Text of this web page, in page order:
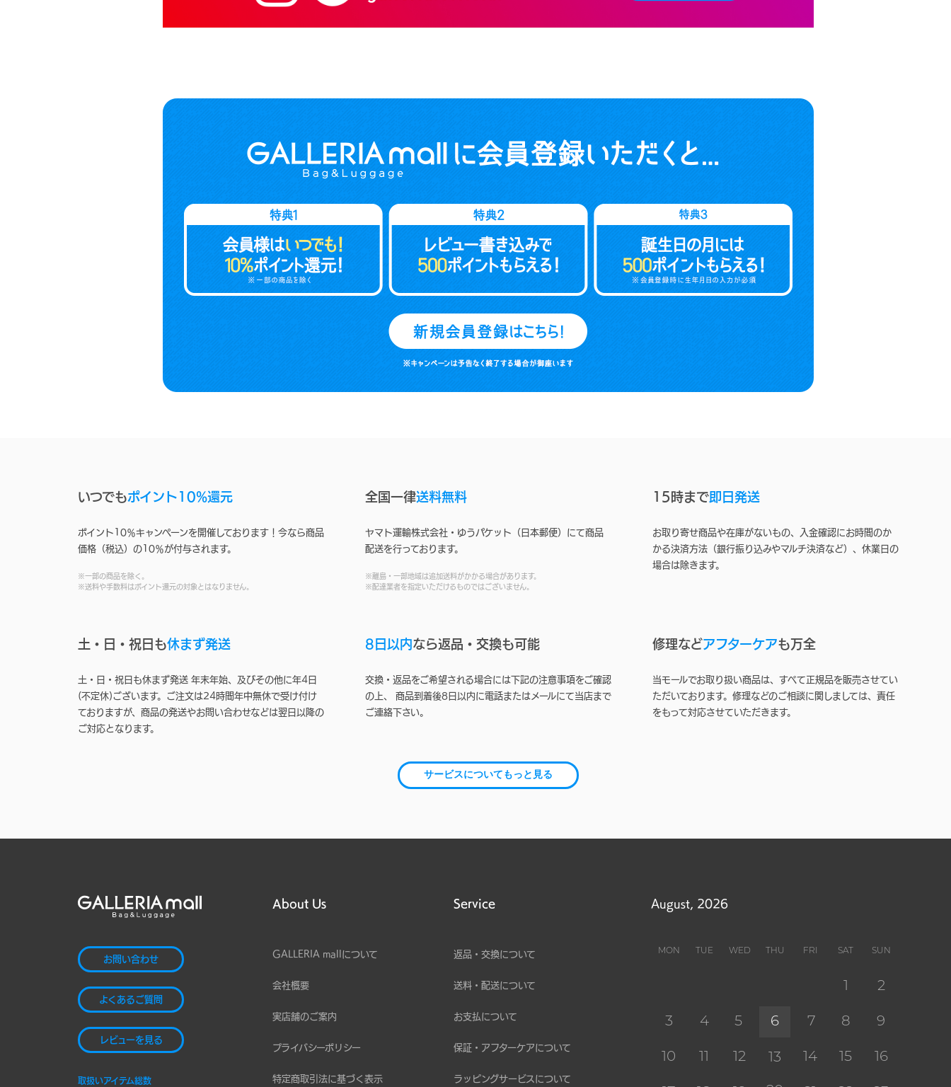
いつでもポイント10%還元
ポイント10％キャンペーンを開催しております！今なら商品
価格（税込）の10％が付与されます。
※一部の商品を除く。
※送料や手数料はポイント還元の対象とはなりません。
全国一律送料無料
ヤマト運輸株式会社・ゆうパケット（日本郵便）にて商品
配送を行っております。
※離島・一部地域は追加送料がかかる場合があります。
※配達業者を指定いただけるものではございません。
15時まで即日発送
お取り寄せ商品や在庫がないもの、入金確認にお時間のか
かる決済方法（銀行振り込みやマルチ決済など）、休業日の
場合は除きます。
土・日・祝日も休まず発送
土・日・祝日も休まず発送 年末年始、及びその他に年4日
(不定休)ございます。ご注文は24時間年中無休で受け付け
ておりますが、商品の発送やお問い合わせなどは翌日以降の
ご対応となります。
8日以内なら返品・交換も可能
交換・返品をご希望される場合には下記の注意事項をご確認
の上、 商品到着後8日以内に電話またはメールにて当店まで
ご連絡下さい。
修理などアフターケアも万全
当モールでお取り扱い商品は、すべて正規品を販売させてい
ただいております。修理などのご相談に関しましては、責任
をもって対応させていただきます。
サービスについてもっと見る
お問い合わせ
よくあるご質問
レビューを見る
取扱いアイテム総数
About Us
GALLERIA mallについて
会社概要
実店舗のご案内
プライバシーポリシー
特定商取引法に基づく表示
Service
返品・交換について
送料・配送について
お支払について
保証・アフターケアについて
ラッピングサービスについて
August, 2026
MON TUE WED THU FRI SAT SUN
2
3 4 5 6 7 8 9
10 12 13 14 15 16